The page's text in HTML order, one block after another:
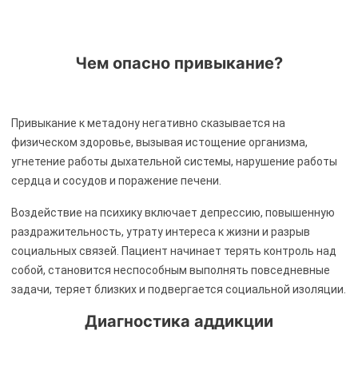
Чем опасно привыкание?
Привыкание к метадону негативно сказывается на
физическом здоровье, вызывая истощение организма,
угнетение работы дыхательной системы, нарушение работы
сердца и сосудов и поражение печени.
Воздействие на психику включает депрессию, повышенную
раздражительность, утрату интереса к жизни и разрыв
социальных связей. Пациент начинает терять контроль над
собой, становится неспособным выполнять повседневные
задачи, теряет близких и подвергается социальной изоляции.
Диагностика аддикции